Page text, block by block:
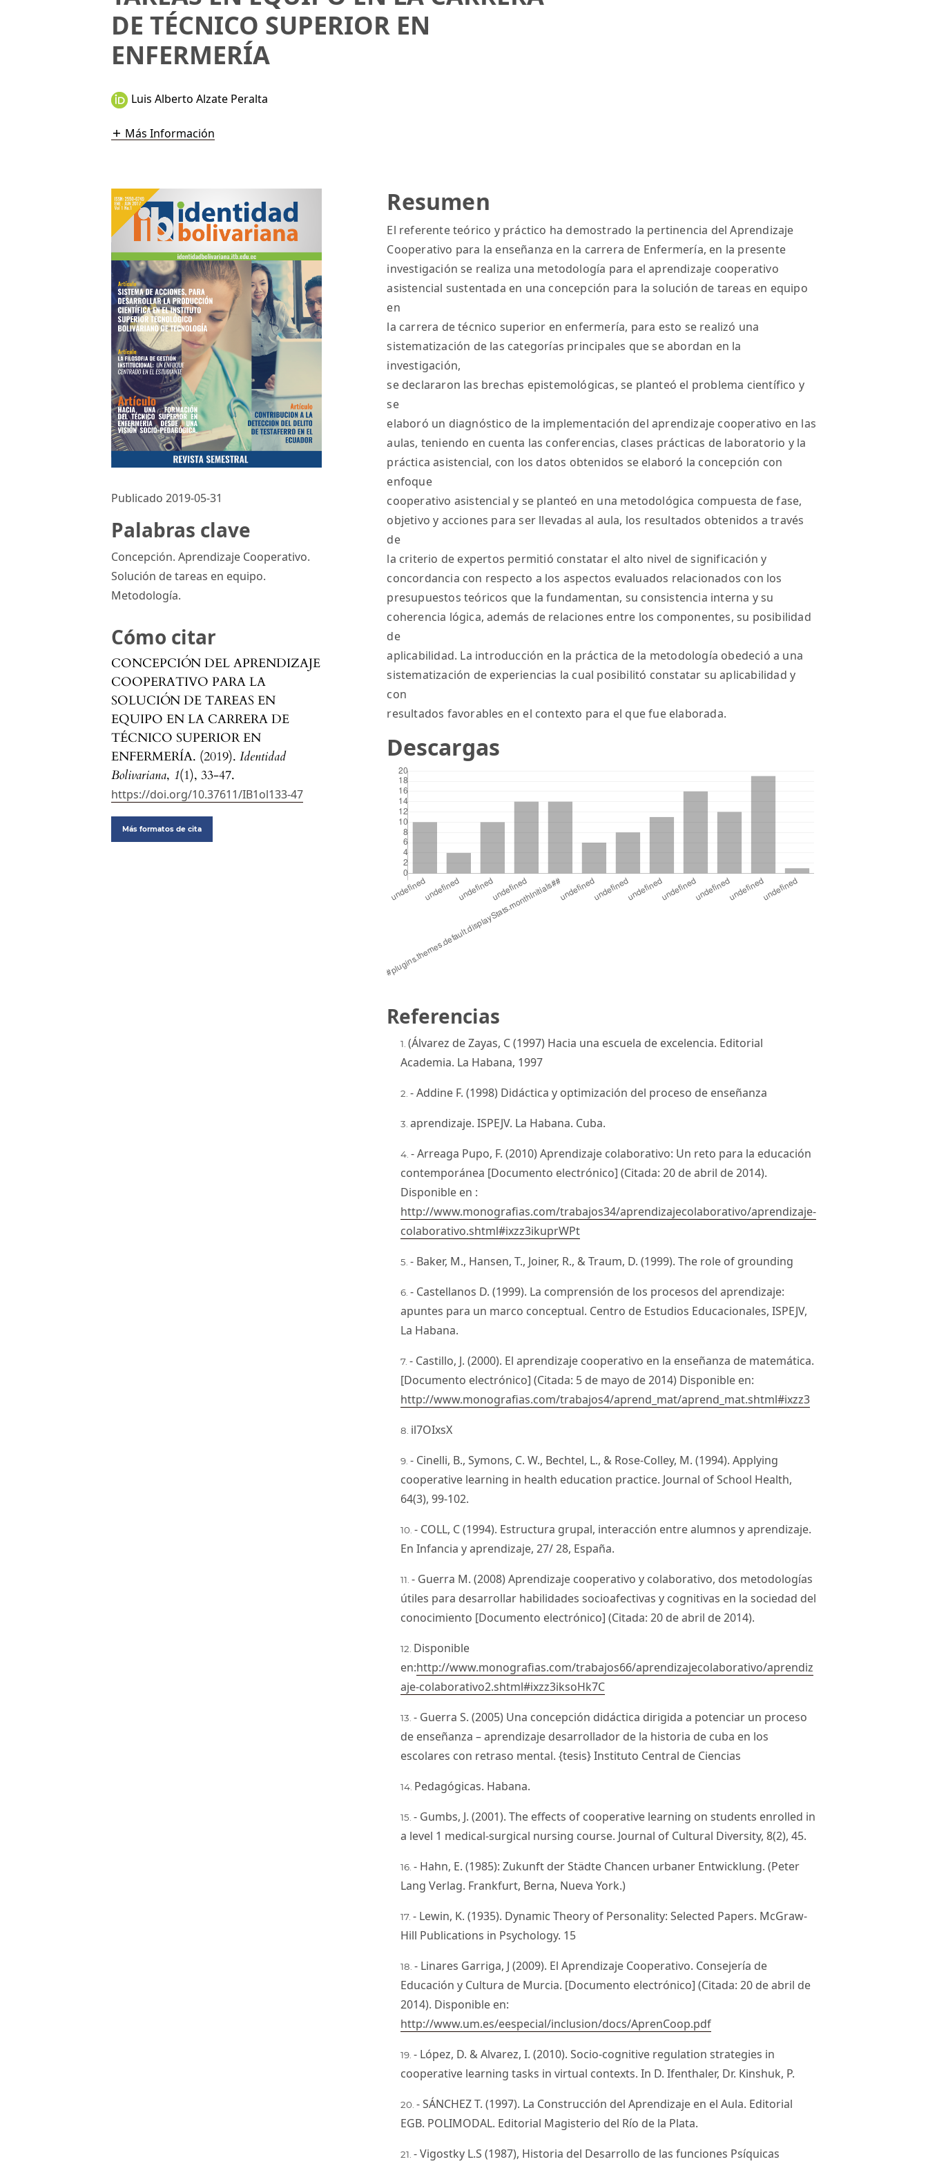
DE TÉCNICO SUPERIOR EN
ENFERMERÍA
Luis Alberto Alzate Peralta
Más Información
Publicado 2019-05-31
Palabras clave
Concepción. Aprendizaje Cooperativo.
Solución de tareas en equipo.
Metodología.
Cómo citar
CONCEPCIÓN DEL APRENDIZAJE
COOPERATIVO PARA LA
SOLUCIÓN DE TAREAS EN
EQUIPO EN LA CARRERA DE
TÉCNICO SUPERIOR EN
ENFERMERÍA. (2019).Identidad
Bolivariana, 1(1), 33-47.
https://doi.org/10.37611/IB1ol133-47
Más formatos de cita
Resumen
El referente teórico y práctico ha demostrado la pertinencia del Aprendizaje
Cooperativo para la enseñanza en la carrera de Enfermería, en la presente
investigación se realiza una metodología para el aprendizaje cooperativo
asistencial sustentada en una concepción para la solución de tareas en equipo
en
la carrera de técnico superior en enfermería, para esto se realizó una
sistematización de las categorías principales que se abordan en la
investigación,
se declararon las brechas epistemológicas, se planteó el problema científico y
se
elaboró un diagnóstico de la implementación del aprendizaje cooperativo en las
aulas, teniendo en cuenta las conferencias, clases prácticas de laboratorio y la
práctica asistencial, con los datos obtenidos se elaboró la concepción con
enfoque
cooperativo asistencial y se planteó en una metodológica compuesta de fase,
objetivo y acciones para ser llevadas al aula, los resultados obtenidos a través
de
la criterio de expertos permitió constatar el alto nivel de significación y
concordancia con respecto a los aspectos evaluados relacionados con los
presupuestos teóricos que la fundamentan, su consistencia interna y su
coherencia lógica, además de relaciones entre los componentes, su posibilidad
de
aplicabilidad. La introducción en la práctica de la metodología obedeció a una
sistematización de experiencias la cual posibilitó constatar su aplicabilidad y
con
resultados favorables en el contexto para el que fue elaborada.
Descargas
Referencias
(Álvarez de Zayas, C (1997) Hacia una escuela de excelencia. Editorial
Academia. La Habana, 1997
- Addine F. (1998) Didáctica y optimización del proceso de enseñanza
aprendizaje. ISPEJV. La Habana. Cuba.
- Arreaga Pupo, F. (2010) Aprendizaje colaborativo: Un reto para la educación
contemporánea [Documento electrónico] (Citada: 20 de abril de 2014).
Disponible en :
http://www.monografias.com/trabajos34/aprendizajecolaborativo/aprendizaje-
colaborativo.shtml#ixzz3ikuprWPt
- Baker, M., Hansen, T., Joiner, R., & Traum, D. (1999). The role of grounding
- Castellanos D. (1999). La comprensión de los procesos del aprendizaje:
apuntes para un marco conceptual. Centro de Estudios Educacionales, ISPEJV,
La Habana.
- Castillo, J. (2000). El aprendizaje cooperativo en la enseñanza de matemática.
[Documento electrónico] (Citada: 5 de mayo de 2014) Disponible en:
http://www.monografias.com/trabajos4/aprend_mat/aprend_mat.shtml#ixzz3
il7OIxsX
- Cinelli, B., Symons, C. W., Bechtel, L., & Rose‐Colley, M. (1994). Applying
cooperative learning in health education practice. Journal of School Health,
64(3), 99-102.
- COLL, C (1994). Estructura grupal, interacción entre alumnos y aprendizaje.
En Infancia y aprendizaje, 27/ 28, España.
- Guerra M. (2008) Aprendizaje cooperativo y colaborativo, dos metodologías
útiles para desarrollar habilidades socioafectivas y cognitivas en la sociedad del
conocimiento [Documento electrónico] (Citada: 20 de abril de 2014).
Disponible
en:http://www.monografias.com/trabajos66/aprendizajecolaborativo/aprendiz
aje-colaborativo2.shtml#ixzz3iksoHk7C
- Guerra S. (2005) Una concepción didáctica dirigida a potenciar un proceso
de enseñanza – aprendizaje desarrollador de la historia de cuba en los
escolares con retraso mental. {tesis} Instituto Central de Ciencias
Pedagógicas. Habana.
- Gumbs, J. (2001). The effects of cooperative learning on students enrolled in
a level 1 medical-surgical nursing course. Journal of Cultural Diversity, 8(2), 45.
- Hahn, E. (1985): Zukunft der Städte Chancen urbaner Entwicklung. (Peter
Lang Verlag. Frankfurt, Berna, Nueva York.)
- Lewin, K. (1935). Dynamic Theory of Personality: Selected Papers. McGraw-
Hill Publications in Psychology. 15
- Linares Garriga, J (2009). El Aprendizaje Cooperativo. Consejería de
Educación y Cultura de Murcia. [Documento electrónico] (Citada: 20 de abril de
2014). Disponible en:
http://www.um.es/eespecial/inclusion/docs/AprenCoop.pdf
- López, D. & Alvarez, I. (2010). Socio-cognitive regulation strategies in
cooperative learning tasks in virtual contexts. In D. Ifenthaler, Dr. Kinshuk, P.
- SÁNCHEZ T. (1997). La Construcción del Aprendizaje en el Aula. Editorial
EGB. POLIMODAL. Editorial Magisterio del Río de la Plata.
- Vigostky L.S (1987), Historia del Desarrollo de las funciones Psíquicas